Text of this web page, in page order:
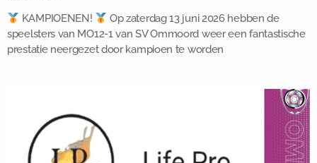
KAMPIOENEN!
Op zaterdag 13 juni 2026 hebben de
speelsters van MO12-1 van SV Ommoord weer een fantastische
prestatie neergezet door kampioen te worden